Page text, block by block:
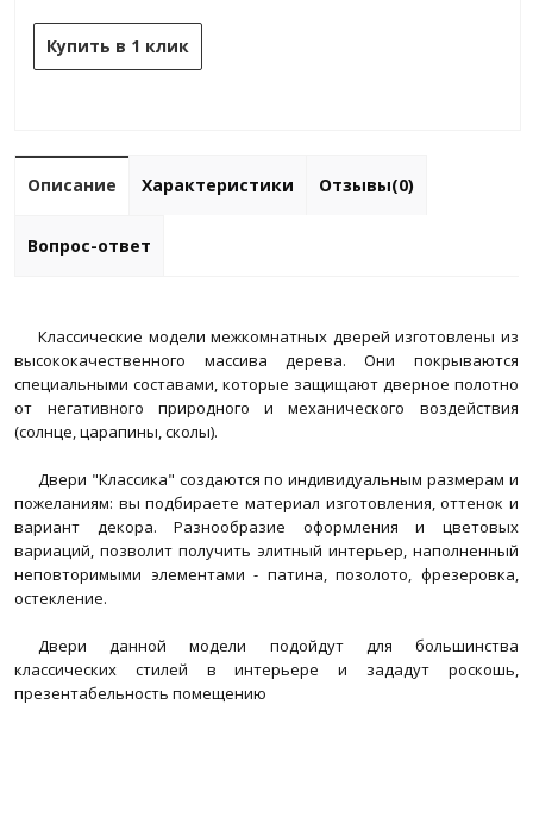
Купить в 1 клик
Описание Характеристики Отзывы(0)
Вопрос-ответ
Классические модели межкомнатных дверей изготовлены из
высококачественного массива дерева. Они покрываются
специальными составами, которые защищают дверное полотно
от негативного природного и механического воздействия
(солнце, царапины, сколы).
Двери "Классика" создаются по индивидуальным размерам и
пожеланиям: вы подбираете материал изготовления, оттенок и
вариант декора. Разнообразие оформления и цветовых
вариаций, позволит получить элитный интерьер, наполненный
неповторимыми элементами - патина, позолото, фрезеровка,
остекление.
Двери данной модели подойдут для большинства
классических стилей в интерьере и зададут роскошь,
презентабельность помещению